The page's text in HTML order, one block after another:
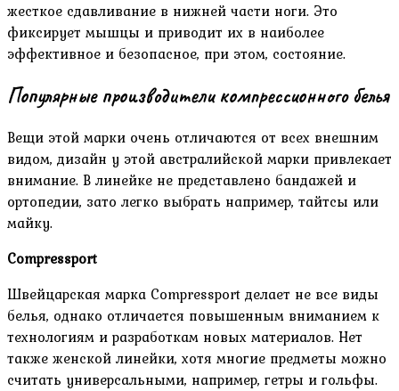
жесткое сдавливание в нижней части ноги. Это
фиксирует мышцы и приводит их в наиболее
эффективное и безопасное, при этом, состояние.
Популярные производители компрессионного белья
Вещи этой марки очень отличаются от всех внешним
видом, дизайн у этой австралийской марки привлекает
внимание. В линейке не представлено бандажей и
ортопедии, зато легко выбрать например, тайтсы или
майку.
Compressport
Швейцарская марка Compressport делает не все виды
белья, однако отличается повышенным вниманием к
технологиям и разработкам новых материалов. Нет
также женской линейки, хотя многие предметы можно
считать универсальными, например, гетры и гольфы.